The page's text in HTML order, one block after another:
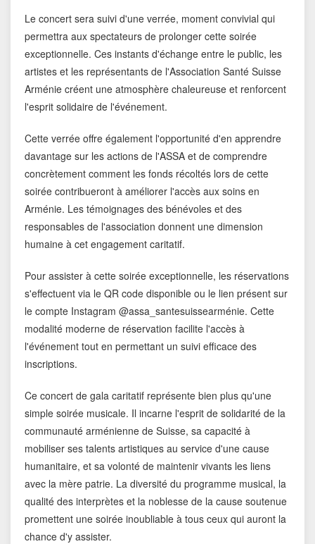
Le concert sera suivi d'une verrée, moment convivial qui
permettra aux spectateurs de prolonger cette soirée
exceptionnelle. Ces instants d'échange entre le public, les
artistes et les représentants de l'Association Santé Suisse
Arménie créent une atmosphère chaleureuse et renforcent
l'esprit solidaire de l'événement.
Cette verrée offre également l'opportunité d'en apprendre
davantage sur les actions de l'ASSA et de comprendre
concrètement comment les fonds récoltés lors de cette
soirée contribueront à améliorer l'accès aux soins en
Arménie. Les témoignages des bénévoles et des
responsables de l'association donnent une dimension
humaine à cet engagement caritatif.
Pour assister à cette soirée exceptionnelle, les réservations
s'effectuent via le QR code disponible ou le lien présent sur
le compte Instagram @assa_santesuissearménie. Cette
modalité moderne de réservation facilite l'accès à
l'événement tout en permettant un suivi efficace des
inscriptions.
Ce concert de gala caritatif représente bien plus qu'une
simple soirée musicale. Il incarne l'esprit de solidarité de la
communauté arménienne de Suisse, sa capacité à
mobiliser ses talents artistiques au service d'une cause
humanitaire, et sa volonté de maintenir vivants les liens
avec la mère patrie. La diversité du programme musical, la
qualité des interprètes et la noblesse de la cause soutenue
promettent une soirée inoubliable à tous ceux qui auront la
chance d'y assister.